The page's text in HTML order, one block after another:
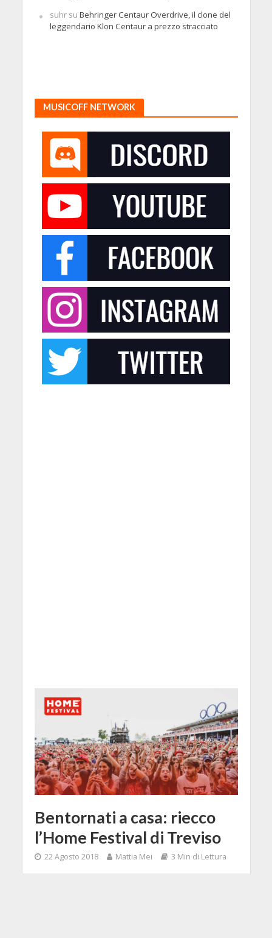
suhrsu Behringer Centaur Overdrive, il clone del
leggendario Klon Centaur a prezzo stracciato
MUSICOFF NETWORK
Bentornati a casa: riecco
l’Home Festival di Treviso
22 Agosto 2018 Mattia Mei 3 Min di Lettura